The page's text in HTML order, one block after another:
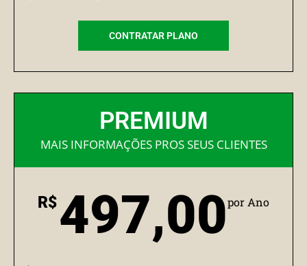
CONTRATAR PLANO
PREMIUM
MAIS INFORMAÇÕES PROS SEUS CLIENTES
R$497,00por Ano